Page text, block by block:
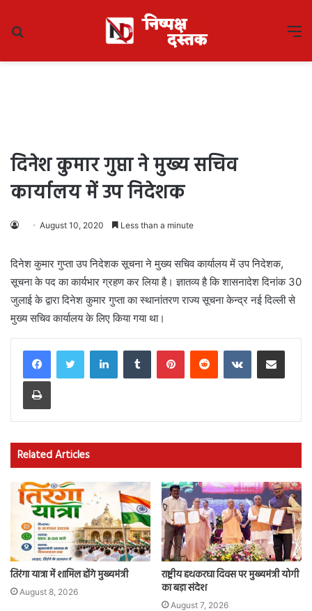
दिनेश कुमार गुप्ता ने मुख्य सचिव
कार्यालय में उप निदेशक
August 10, 2020 Less than a minute
दिनेश कुमार गुप्ता उप निदेशक सूचना ने मुख्य सचिव कार्यालय में उप निदेशक,
सूचना के पद का कार्यभार ग्रहण कर लिया है। ज्ञातव्य है कि शासनादेश दिनांक 30
जुलाई के द्वारा दिनेश कुमार गुप्ता का स्थानांतरण राज्य सूचना केन्द्र नई दिल्ली से
मुख्य सचिव कार्यालय के लिए किया गया था।
LinkedInTumblr PinterestReddit VKontakteShare via Email
Print
Related Articles
तिरंगा यात्रा में शामिल होंगे मुख्यमंत्री
August 8, 2026
राष्ट्रीय हथकरघा दिवस पर मुख्यमंत्री योगी
का बड़ा संदेश
August 7, 2026